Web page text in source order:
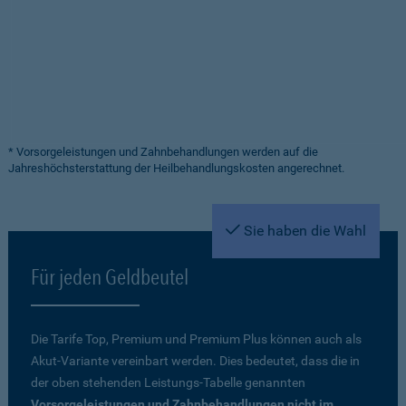
* Vorsorgeleistungen und Zahnbehandlungen werden auf die
Jahreshöchsterstattung der Heilbehandlungskosten angerechnet.
Sie haben die Wahl
Für jeden Geldbeutel
Die Tarife Top, Premium und Premium Plus können auch als
Akut-Variante vereinbart werden. Dies bedeutet, dass die in
der oben stehenden Leistungs-Tabelle genannten